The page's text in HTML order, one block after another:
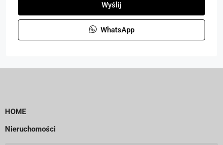
Wyślij
WhatsApp
HOME
Nieruchomości